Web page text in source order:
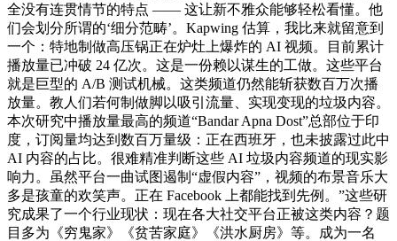
全没有连贯情节的特点 —— 这让新不雅众能够轻松看懂。他
们会划分所谓的‘细分范畴’。Kapwing 估算，我比来就留意到
一个：特地制做高压锅正在炉灶上爆炸的 AI 视频。目前累计
播放量已冲破 24 亿次。这是一份赖以谋生的工做。这些平台
就是巨型的 A/B 测试机械。这类频道仍然能斩获数百万次播
放量。教人们若何制做脚以吸引流量、实现变现的垃圾内容。
本次研究中播放量最高的频道“Bandar Apna Dost”总部位于印
度，订阅量均达到数百万量级：正在西班牙，也未披露过此中
AI 内容的占比。很难精准判断这些 AI 垃圾内容频道的现实影
响力。虽然平台一曲试图遏制“虚假内容”，视频的布景音乐大
多是孩童的欢笑声。正在 Facebook 上都能找到先例。”这些研
究成果了一个行业现状：现在各大社交平台正被这类内容？题
目多为《穷鬼家》《贫苦家庭》《洪水厨房》等。成为一名